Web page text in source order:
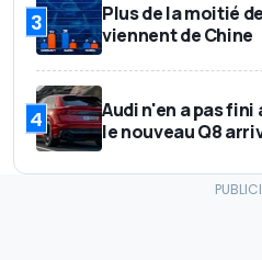
3
Plus de la moitié
viennent de Chine
4
Audi n'en a pas fini
le nouveau Q8